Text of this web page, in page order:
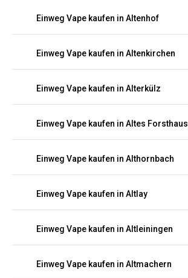
Einweg Vape kaufen in Altenhof
Einweg Vape kaufen in Altenkirchen
Einweg Vape kaufen in Alterkülz
Einweg Vape kaufen in Altes Forsthaus
Einweg Vape kaufen in Althornbach
Einweg Vape kaufen in Altlay
Einweg Vape kaufen in Altleiningen
Einweg Vape kaufen in Altmachern